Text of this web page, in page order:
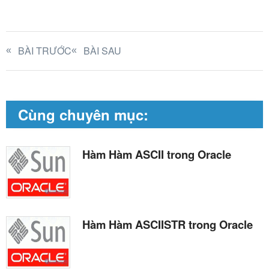
BÀI TRƯỚC BÀI SAU
Cùng chuyên mục:
Hàm Hàm ASCII trong Oracle
Hàm Hàm ASCIISTR trong Oracle